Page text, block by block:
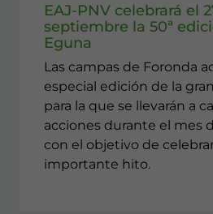
EAJ-PNV celebrará el
septiembre la 50ª
Eguna
Las campas de Foronda
especial edición de la
para la que se llevarán a
acciones durante el mes
con el objetivo de
importante hito.